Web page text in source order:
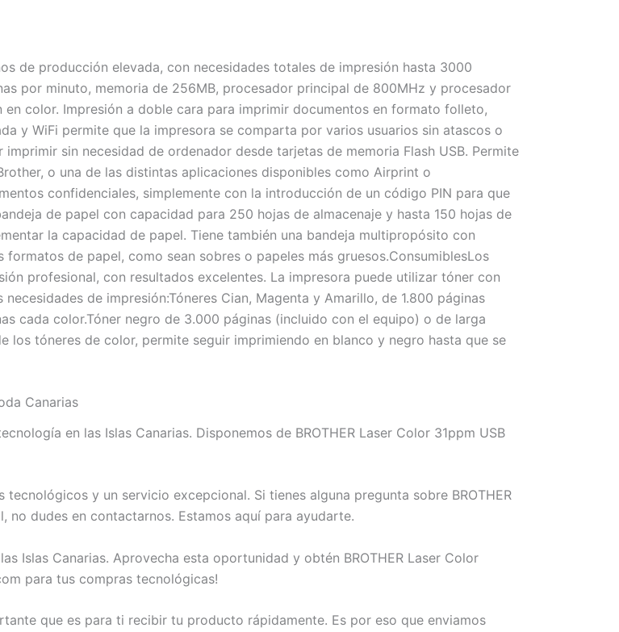
de producción elevada, con necesidades totales de impresión hasta 3000
por minuto, memoria de 256MB, procesador principal de 800MHz y procesador
color. Impresión a doble cara para imprimir documentos en formato folleto,
y WiFi permite que la impresora se comparta por varios usuarios sin atascos o
sin necesidad de ordenador desde tarjetas de memoria Flash USB. Permite
o una de las distintas aplicaciones disponibles como Airprint o
confidenciales, simplemente con la introducción de un código PIN para que
de papel con capacidad para 250 hojas de almacenaje y hasta 150 hojas de
la capacidad de papel. Tiene también una bandeja multipropósito con
de papel, como sean sobres o papeles más gruesos.ConsumiblesLos
profesional, con resultados excelentes. La impresora puede utilizar tóner con
de impresión:Tóneres Cian, Magenta y Amarillo, de 1.800 páginas
cada color.Tóner negro de 3.000 páginas (incluido con el equipo) o de larga
los tóneres de color, permite seguir imprimiendo en blanco y negro hasta que se
Canarias
en las Islas Canarias. Disponemos de BROTHER Laser Color 31ppm USB
y un servicio excepcional. Si tienes alguna pregunta sobre BROTHER
no dudes en contactarnos. Estamos aquí para ayudarte.
Islas Canarias. Aprovecha esta oportunidad y obtén BROTHER Laser Color
para tus compras tecnológicas!
que es para ti recibir tu producto rápidamente. Es por eso que enviamos